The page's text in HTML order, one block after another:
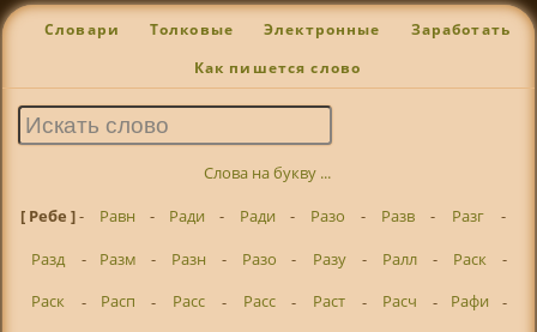
Словари Толковые Электронные Заработать
Как пишется слово
Слова на букву ...
[ Ребе ]- Равн - Ради - Ради - Разо - Разв - Разг
-
Разд
- Разм - Разн - Разо - Разу - Ралл - Раск
-
Раск
- Расп - Расс - Расс - Раст - Расч - Рафи
-